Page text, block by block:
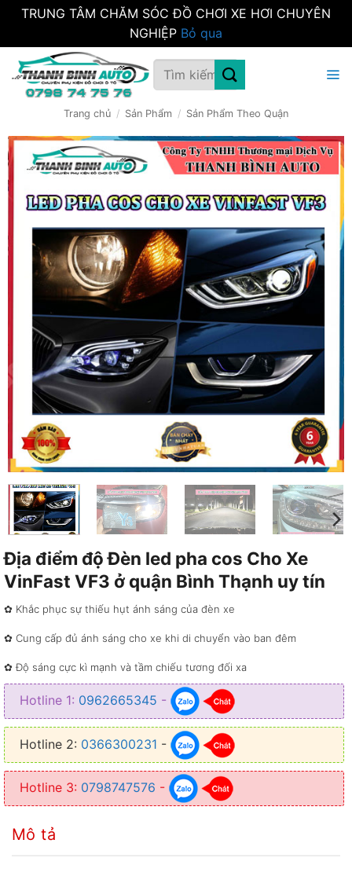
TRUNG TÂM CHĂM SÓC ĐỒ CHƠI XE HƠI CHUYÊN
NGHIỆP Bỏ qua
qua
Tìm
kiếm:
Trang chủ / Sản Phẩm / Sản Phẩm Theo Quận
Địa điểm độ Đèn led pha cos Cho Xe
VinFast VF3 ở quận Bình Thạnh uy tín
✿ Khắc phục sự thiếu hụt ánh sáng của đèn xe
✿ Cung cấp đủ ánh sáng cho xe khi di chuyển vào ban đêm
✿ Độ sáng cực kì mạnh và tầm chiếu tương đối xa
✿ Giúp ánh sáng mạnh hơn gấp 3 lần so với ánh sáng zin
Hotline 1: 0962665345 -
Hotline 2: 0366300231 -
Hotline 3: 0798747576 -
Mô tả